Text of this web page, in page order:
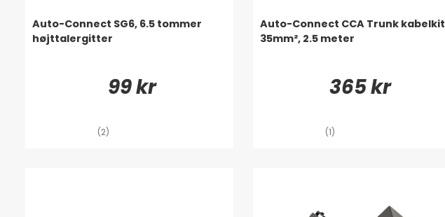
Auto-Connect SG6, 6.5 tommer
højttalergitter
99 kr
(2)
Auto-Connect CCA Trunk kabelkit
35mm², 2.5 meter
365 kr
(1)